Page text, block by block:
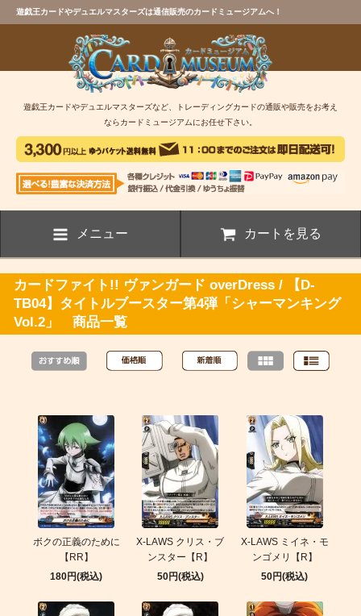
遊戯王カードやデュエルマスターズは通信販売のカードミュージアムへ！
遊戯王カードやデュエルマスターズなど、トレーディングカードの通販や販売をお考え
ならカードミュージアムにお任せ下さい。
メニュー カートを見る
カードファイト!! ヴァンガード overDress / 【D-
TB04】タイトルブースター第4弾「シャーマンキング
Vol.2」 商品一覧
ボクの正義のために
【RR】
180円(税込)
X-LAWS クリス・ブ
ンスター【R】
50円(税込)
X-LAWS ミイネ・モ
ンゴメリ【R】
50円(税込)